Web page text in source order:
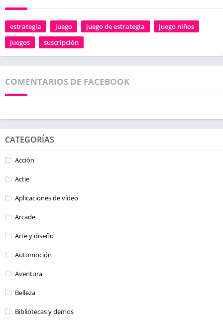
estrategia juego juego de estrategia
juego niños
juegos
suscripción
COMENTARIOS DE FACEBOOK
CATEGORÍAS
Acción
Actie
Aplicaciones de vídeo
Arcade
Arte y diseño
Automoción
Aventura
Belleza
Bibliotecas y demos